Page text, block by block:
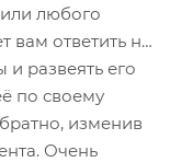
любого
вам ответить на
развеять его
по своему
изменив
Очень